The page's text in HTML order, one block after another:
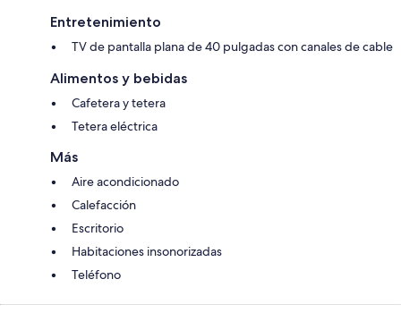
Entretenimiento
TV de pantalla plana de 40 pulgadas con canales de cable
Alimentos y bebidas
Cafetera y tetera
Tetera eléctrica
Más
Aire acondicionado
Calefacción
Escritorio
Habitaciones insonorizadas
Teléfono